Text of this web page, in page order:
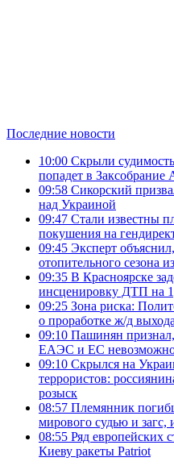
Последние новости
10:00 Скрыли
попадет в Заксобрание
09:58 Сикорский
над Украиной
09:47 Стали известны
покушения на
09:45 Эксперт
отопительного сезона
09:35 В Красноярске
инсценировку ДТП на
09:25 Зона риска:
о проработке ж/д
09:10 Пашинян признал,
ЕАЭС и ЕС
09:10 Скрылся на
террористов:
розыск
08:57 Племянник
мирового судью и загс,
08:55 Ряд европейских
Киеву ракеты Patriot